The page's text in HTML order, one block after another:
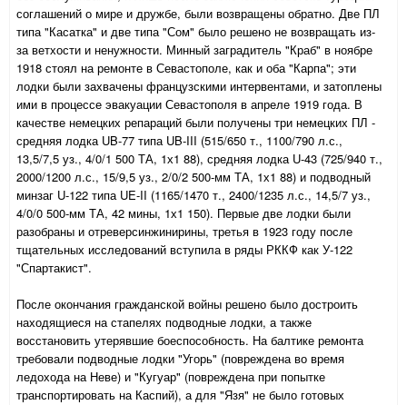
соглашений о мире и дружбе, были возвращены обратно. Две ПЛ
типа "Касатка" и две типа "Сом" было решено не возвращать из-
за ветхости и ненужности. Минный заградитель "Краб" в ноябре
1918 стоял на ремонте в Севастополе, как и оба "Карпа"; эти
лодки были захвачены французскими интервентами, и затоплены
ими в процессе эвакуации Севастополя в апреле 1919 года. В
качестве немецких репараций были получены три немецких ПЛ -
средняя лодка UB-77 типа UB-III (515/650 т., 1100/790 л.с.,
13,5/7,5 уз., 4/0/1 500 ТА, 1х1 88), средняя лодка U-43 (725/940 т.,
2000/1200 л.с., 15/9,5 уз., 2/0/2 500-мм ТА, 1х1 88) и подводный
минзаг U-122 типа UE-II (1165/1470 т., 2400/1235 л.с., 14,5/7 уз.,
4/0/0 500-мм ТА, 42 мины, 1х1 150). Первые две лодки были
разобраны и отреверсинжинирины, третья в 1923 году после
тщательных исследований вступила в ряды РККФ как У-122
"Спартакист".
После окончания гражданской войны решено было достроить
находящиеся на стапелях подводные лодки, а также
восстановить утерявшие боеспособность. На балтике ремонта
требовали подводные лодки "Угорь" (повреждена во время
ледохода на Неве) и "Кугуар" (повреждена при попытке
транспортировать на Каспий), а для "Язя" не было готовых